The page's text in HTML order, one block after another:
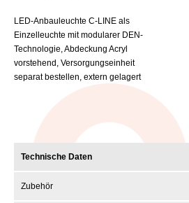
LED-Anbauleuchte C-LINE als
Einzelleuchte mit modularer DEN-
Technologie, Abdeckung Acryl
vorstehend, Versorgungseinheit
separat bestellen, extern gelagert
Technische Daten
Zubehör